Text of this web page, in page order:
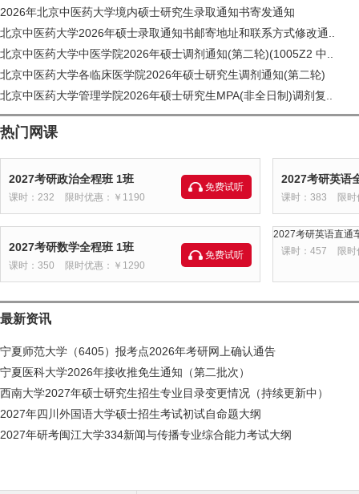
2026年北京中医药大学境内硕士研究生录取通知书寄发通知
北京中医药大学2026年硕士录取通知书邮寄地址和联系方式修改通..
北京中医药大学中医学院2026年硕士调剂通知(第二轮)(1005Z2 中..
北京中医药大学各临床医学院2026年硕士研究生调剂通知(第二轮)
北京中医药大学管理学院2026年硕士研究生MPA(非全日制)调剂复..
热门网课
2027考研政治全程班 1班
课时：232 限时优惠：￥1190
免费试听
2027考研英语
课时：383 限
2027考研数学全程班 1班
课时：350 限时优惠：￥1290
免费试听
2027考研英语直通
课时：457
限
最新资讯
宁夏师范大学（6405）报考点2026年考研网上确认通告
宁夏医科大学2026年接收推免生通知（第二批次）
西南大学2027年硕士研究生招生专业目录变更情况（持续更新中）
2027年四川外国语大学硕士招生考试初试自命题大纲
2027年研考闽江大学334新闻与传播专业综合能力考试大纲